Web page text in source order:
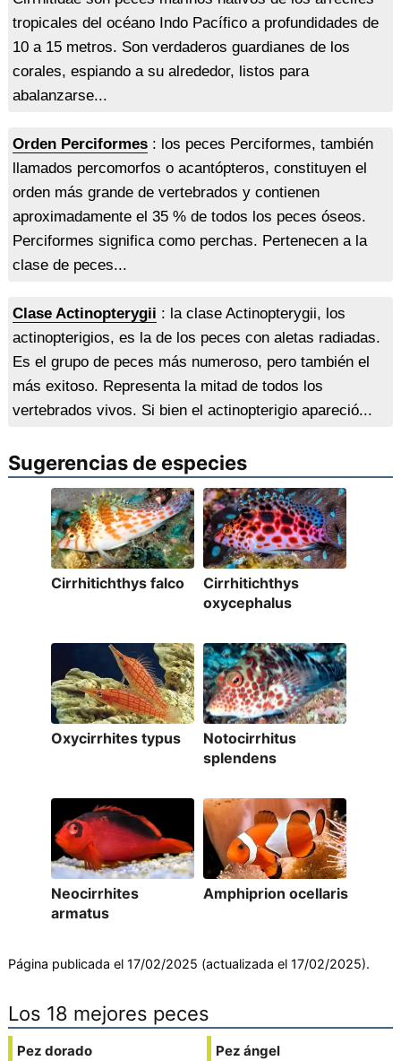
tropicales del océano Indo Pacífico a profundidades de
10 a 15 metros. Son verdaderos guardianes de los
corales, espiando a su alrededor, listos para
abalanzarse...
Orden Perciformes: los peces Perciformes, también
llamados percomorfos o acantópteros, constituyen el
orden más grande de vertebrados y contienen
aproximadamente el 35 % de todos los peces óseos.
Perciformes significa como perchas. Pertenecen a la
clase de peces...
Clase Actinopterygii : la clase Actinopterygii, los
actinopterigios, es la de los peces con aletas radiadas.
Es el grupo de peces más numeroso, pero también el
más exitoso. Representa la mitad de todos los
vertebrados vivos. Si bien el actinopterigio apareció...
Sugerencias de especies
Cirrhitichthys falco
Cirrhitichthys
oxycephalus
Oxycirrhites typus
Notocirrhitus
splendens
Neocirrhites
armatus
Amphiprion ocellaris
Página publicada el 17/02/2025 (actualizada el 17/02/2025).
Los 18 mejores peces
Pez dorado
Pez ángel